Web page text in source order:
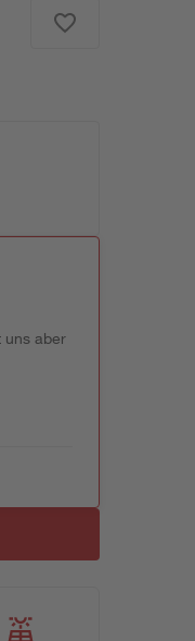
uns aber